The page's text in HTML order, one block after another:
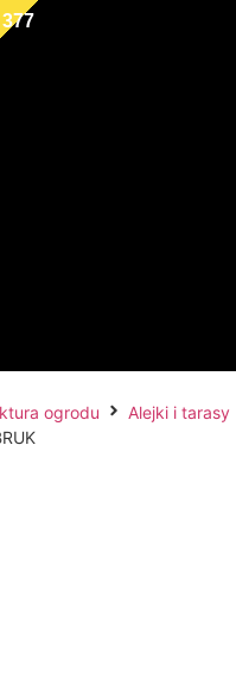
ogrodu
Alejki i tarasy